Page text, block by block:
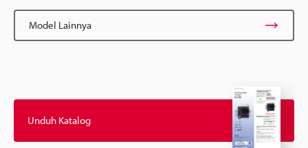
Model Lainnya
Unduh Katalog